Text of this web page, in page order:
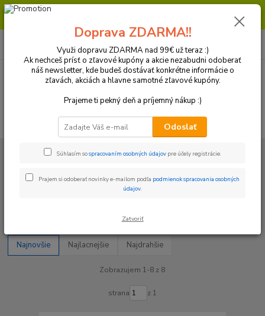
Milí zákazníci, pri objednávke nad 99€ získate poštovné ZDARMA.
(Po-Pia, 8:30-16:30 hod.)
Plasty a Kryty Honda Kryty zapaľovania
Kryty zapaľovania
Najnovšie Najlacnejšie Najdrahšie
Zobrazujem 1-8 z 8
strana z 1
Doprava ZDARMA!!
Využi dopravu ZDARMA nad 99€ už teraz :)
Ak nechceš prísť o zľavové kupóny a akcie nezabudni odoberať
náš newsletter, kde budeš dostávať konkrétne informácie o
zľavách, akciách a hlavne samotné zľavové kupóny.
Prajeme ti pekný deň a príjemný nákup :)
Odoslať
Súhlasím sospracovaním osobných údajov pre účely registrácie.
Prajem si odoberať novinky e-mailom podľa podmienok spracovania osobných
údajov.
Zatvoriť